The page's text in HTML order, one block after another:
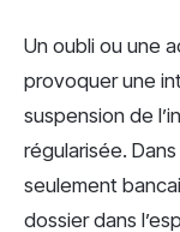
Un oubli ou une
provoquer une
suspension de
régularisée.
seulement
dossier dans